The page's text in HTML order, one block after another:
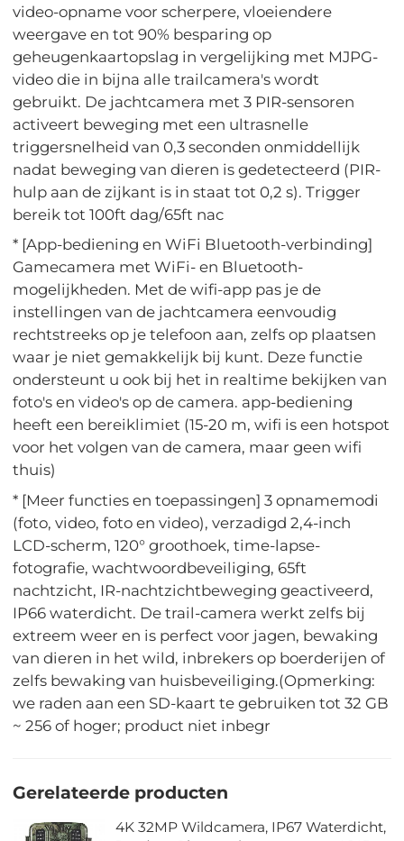
video-opname voor scherpere, vloeiendere
weergave en tot 90% besparing op
geheugenkaartopslag in vergelijking met MJPG-
video die in bijna alle trailcamera's wordt
gebruikt. De jachtcamera met 3 PIR-sensoren
activeert beweging met een ultrasnelle
triggersnelheid van 0,3 seconden onmiddellijk
nadat beweging van dieren is gedetecteerd (PIR-
hulp aan de zijkant is in staat tot 0,2 s). Trigger
bereik tot 100ft dag/65ft nac
* [App-bediening en WiFi Bluetooth-verbinding]
Gamecamera met WiFi- en Bluetooth-
mogelijkheden. Met de wifi-app pas je de
instellingen van de jachtcamera eenvoudig
rechtstreeks op je telefoon aan, zelfs op plaatsen
waar je niet gemakkelijk bij kunt. Deze functie
ondersteunt u ook bij het in realtime bekijken van
foto's en video's op de camera. app-bediening
heeft een bereiklimiet (15-20 m, wifi is een hotspot
voor het volgen van de camera, maar geen wifi
thuis)
* [Meer functies en toepassingen] 3 opnamemodi
(foto, video, foto en video), verzadigd 2,4-inch
LCD-scherm, 120° groothoek, time-lapse-
fotografie, wachtwoordbeveiliging, 65ft
nachtzicht, IR-nachtzichtbeweging geactiveerd,
IP66 waterdicht. De trail-camera werkt zelfs bij
extreem weer en is perfect voor jagen, bewaking
van dieren in het wild, inbrekers op boerderijen of
zelfs bewaking van huisbeveiliging.(Opmerking:
we raden aan een SD-kaart te gebruiken tot 32 GB
~ 256 of hoger; product niet inbegr
Gerelateerde producten
4K 32MP Wildcamera, IP67 Waterdicht,